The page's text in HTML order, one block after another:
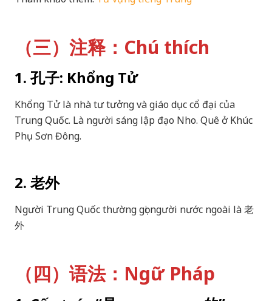
（三）注释：Chú thích
1. 孔子: Khổng Tử
Khổng Tử là nhà tư tưởng và giáo dục cổ đại của
Trung Quốc. Là người sáng lập đạo Nho. Quê ở Khúc
Phụ Sơn Đông.
2. 老外
Người Trung Quốc thường gọi người nước ngoài là 老
外
（四）语法：Ngữ Pháp